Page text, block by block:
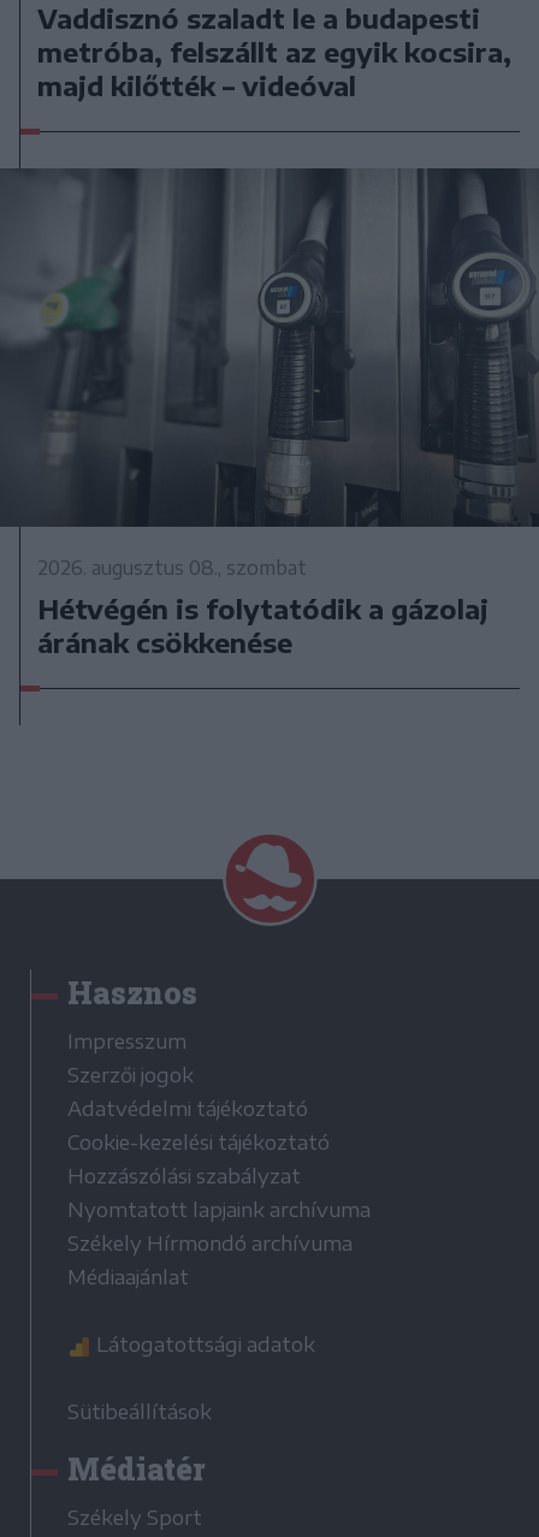
Vaddisznó szaladt le a budapesti
metróba, felszállt az egyik kocsira,
majd kilőtték – videóval
2026. augusztus 08., szombat
Hétvégén is folytatódik a gázolaj
árának csökkenése
Hasznos
Impresszum
Szerzői jogok
Adatvédelmi tájékoztató
Cookie-kezelési tájékoztató
Hozzászólási szabályzat
Nyomtatott lapjaink archívuma
Székely Hírmondó archívuma
Médiaajánlat
Látogatottsági adatok
Sütibeállítások
Médiatér
Székely Sport